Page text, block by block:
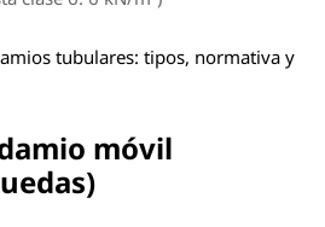
tubulares: tipos, normativa y
móvil